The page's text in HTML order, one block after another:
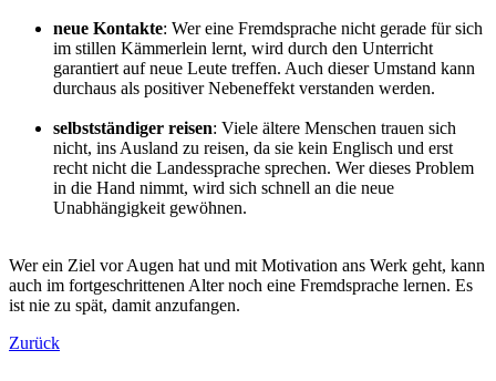
neue Kontakte: Wer eine Fremdsprache nicht gerade für sich
im stillen Kämmerlein lernt, wird durch den Unterricht
garantiert auf neue Leute treffen. Auch dieser Umstand kann
durchaus als positiver Nebeneffekt verstanden werden.
selbstständiger reisen: Viele ältere Menschen trauen sich
nicht, ins Ausland zu reisen, da sie kein Englisch und erst
recht nicht die Landessprache sprechen. Wer dieses Problem
in die Hand nimmt, wird sich schnell an die neue
Unabhängigkeit gewöhnen.
Wer ein Ziel vor Augen hat und mit Motivation ans Werk geht, kann
auch im fortgeschrittenen Alter noch eine Fremdsprache lernen. Es
ist nie zu spät, damit anzufangen.
Zurück